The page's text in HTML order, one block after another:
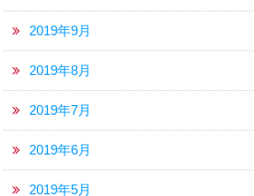
2019年9月
2019年8月
2019年7月
2019年6月
2019年5月